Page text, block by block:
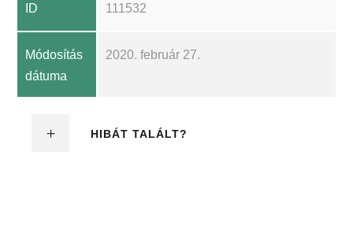
ID 111532
Módosítás
dátuma
2020. február 27.
HIBÁT TALÁLT?